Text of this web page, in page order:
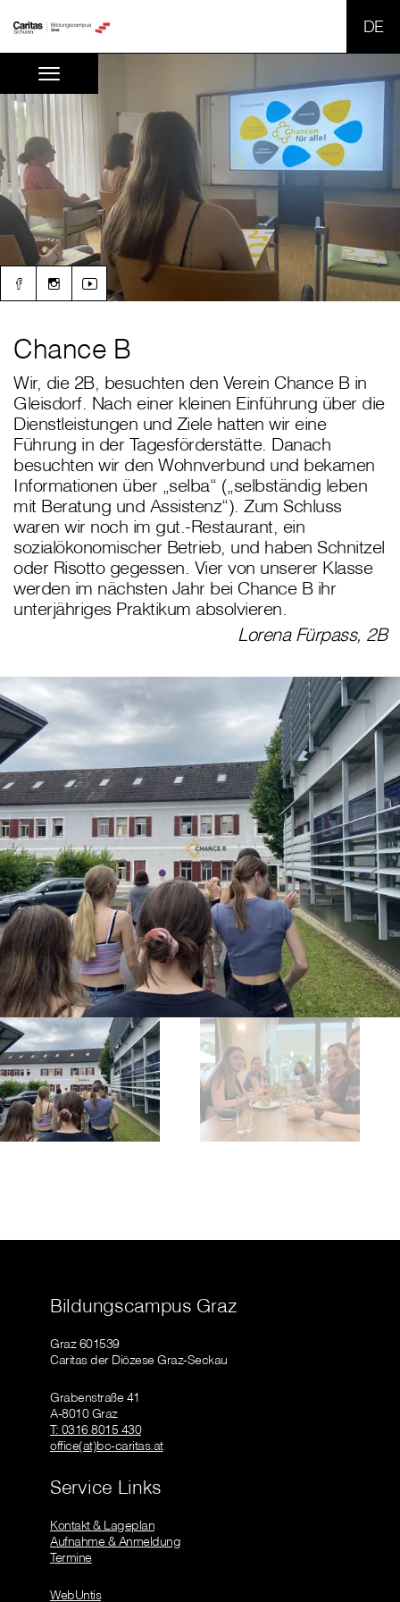
Chance B
Wir, die 2B, besuchten den Verein Chance B in
Gleisdorf. Nach einer kleinen Einführung über die
Dienstleistungen und Ziele hatten wir eine
Führung in der Tagesförderstätte. Danach
besuchten wir den Wohnverbund und bekamen
Informationen über „selba“ („selbständig leben
mit Beratung und Assistenz“). Zum Schluss
waren wir noch im gut.-Restaurant, ein
sozialökonomischer Betrieb, und haben Schnitzel
oder Risotto gegessen. Vier von unserer Klasse
werden im nächsten Jahr bei Chance B ihr
unterjähriges Praktikum absolvieren.
Lorena Fürpass, 2B
Bildungscampus Graz
Graz 601539
Caritas der Diözese Graz-Seckau
Grabenstraße 41
A-8010 Graz
T: 0316 8015 430
office(at)bc-caritas.at
Service Links
Kontakt & Lageplan
Aufnahme & Anmeldung
Termine
WebUntis